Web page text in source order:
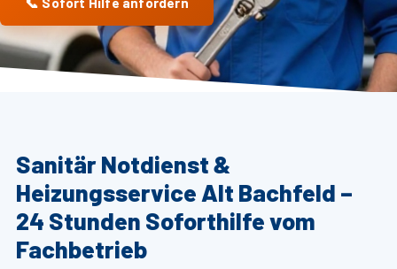
Sanitär Notdienst &
Heizungsservice Alt Bachfeld –
24 Stunden Soforthilfe vom
Fachbetrieb